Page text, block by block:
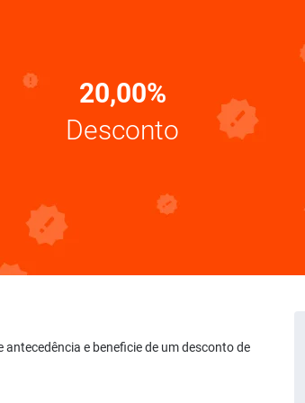
20,00%
Desconto
antecedência e beneficie de um desconto de